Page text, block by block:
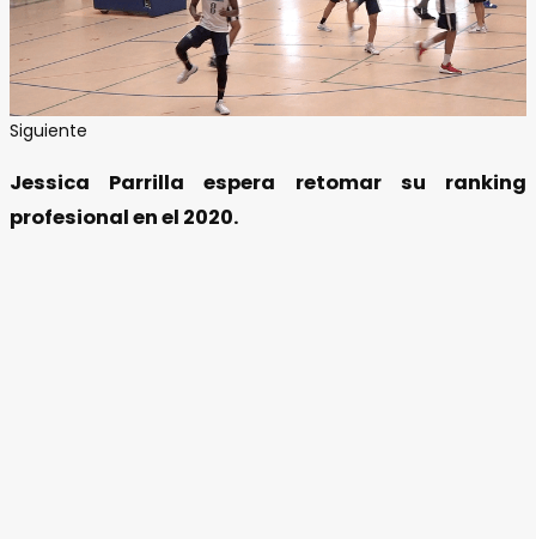
Siguiente
Jessica Parrilla espera retomar su ranking
profesional en el 2020.